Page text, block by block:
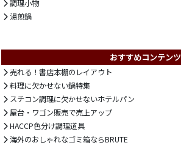
調理小物
湯煎鍋
おすすめコンテンツ
売れる！書店本棚のレイアウト
料理に欠かせない鍋特集
スチコン調理に欠かせないホテルパン
屋台・ワゴン販売で売上アップ
HACCP色分け調理道具
海外のおしゃれなゴミ箱ならBRUTE